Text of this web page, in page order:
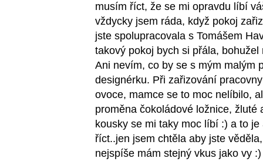
musím říct, že se mi opravdu líbí
vždycky jsem ráda, když pokoj
jste spolupracovala s Tomášem
takový pokoj bych si přála,
Ani nevím, co by se s mým malým
designérku. Při zařizování
ovoce, mamce se to moc nelíbilo,
proměna čokoládové ložnice,
kousky se mi taky moc líbí :) a to
říct..jen jsem chtěla aby jste
nejspíše mám stejný vkus jako vy :)